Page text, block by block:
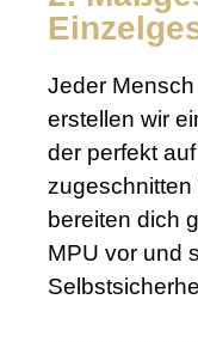
Jeder
erstellen wir
der perfekt
bereiten dich
MPU vor und